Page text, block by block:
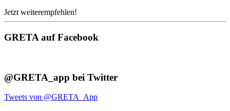
Jetzt weiterempfehlen!
GRETA auf Facebook
@GRETA_app bei Twitter
Tweets von @GRETA_App